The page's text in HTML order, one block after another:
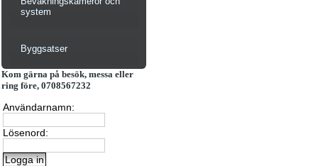
system
Byggsatser
Kom gärna på besök, messa eller
ring före, 0708567232
Användarnamn:
Lösenord: